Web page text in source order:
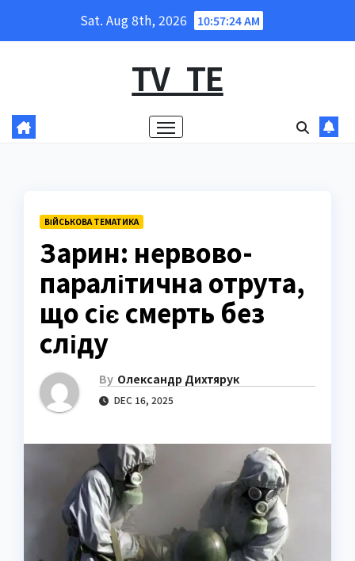
Sat. Aug 8th, 2026 10:57:26 AM
TV_TE
ВІЙСЬКОВА ТЕМАТИКА
Зарин: нервово-
паралітична отрута,
що сіє смерть без
сліду
By Олександр Дихтярук
DEC 16, 2025